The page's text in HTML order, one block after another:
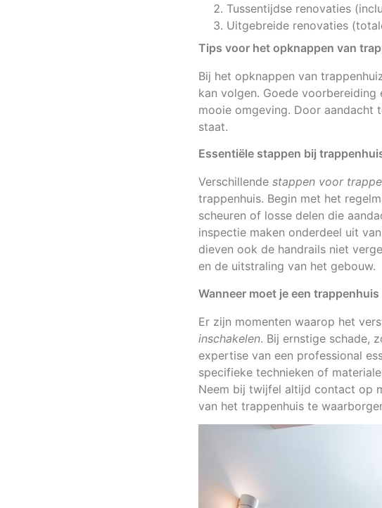
Tussentijdse renovaties
Uitgebreide renovaties
Tips voor het opknappen van
Bij het opknappen van
kan volgen. Goede
mooie omgeving. Door aandacht
staat.
Essentiële stappen bij
Verschillende stappen voor
trappenhuis. Begin met het
scheuren of losse delen die
inspectie maken onderdeel uit
dieven ook de handrails niet
en de uitstraling van het gebouw.
Wanneer moet je een
Er zijn momenten waarop het
inschakelen. Bij ernstige schade,
expertise van een professional
specifieke technieken of
Neem bij twijfel altijd contact op
van het trappenhuis te